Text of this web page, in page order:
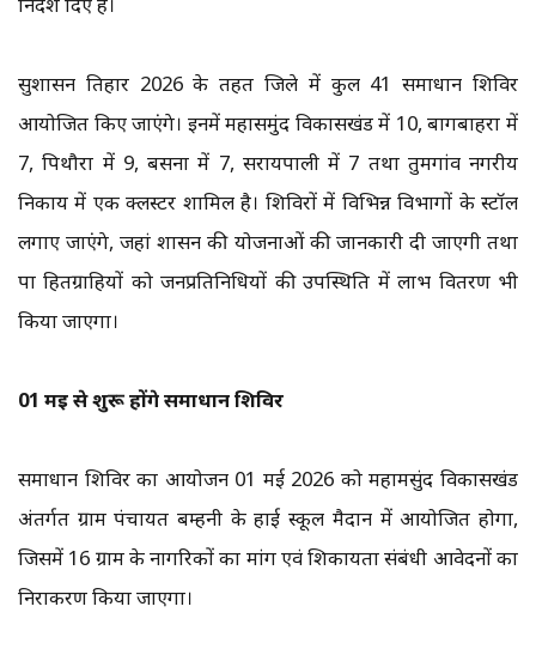
सुशासन तिहार 2026 के तहत जिले में कुल 41 समाधान शिविर
आयोजित किए जाएंगे। इनमें महासमुंद विकासखंड में 10, बागबाहरा में
7, पिथौरा में 9, बसना में 7, सरायपाली में 7 तथा तुमगांव नगरीय
निकाय में एक क्लस्टर शामिल है। शिविरों में विभिन्न विभागों के स्टॉल
लगाए जाएंगे, जहां शासन की योजनाओं की जानकारी दी जाएगी तथा
पात्र हितग्राहियों को जनप्रतिनिधियों की उपस्थिति में लाभ वितरण भी
किया जाएगा।
01 मई से शुरू होंगे समाधान शिविर
समाधान शिविर का आयोजन 01 मई 2026 को महामसुंद विकासखंड
अंतर्गत ग्राम पंचायत बम्हनी के हाई स्कूल मैदान में आयोजित होगा,
जिसमें 16 ग्राम के नागरिकों का मांग एवं शिकायता संबंधी आवेदनों का
निराकरण किया जाएगा।